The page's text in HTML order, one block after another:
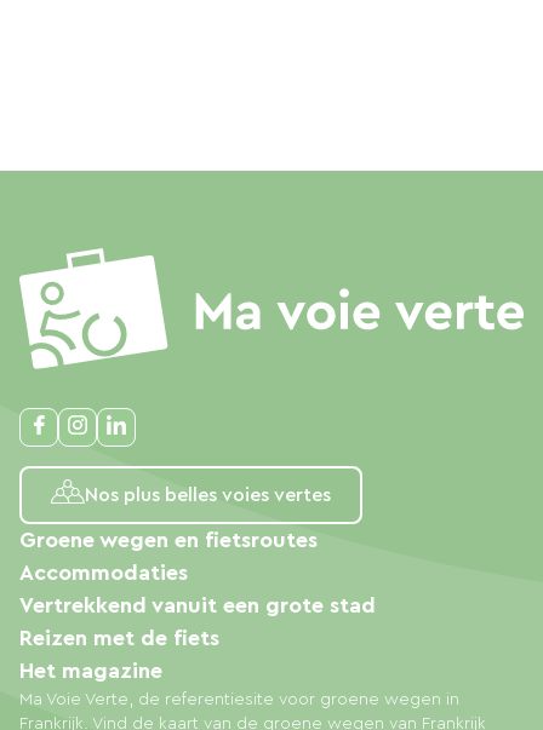
Nos plus belles voies vertes
Ma Voie Verte, de referentiesite voor groene wegen in
Frankrijk. Vind de kaart van de groene wegen van Frankrijk
Groene wegen en fietsroutes
Accommodaties
Vertrekkend vanuit een grote stad
Reizen met de fiets
Het magazine